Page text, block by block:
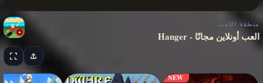
منطقة اللعب
Hanger - العب أونلاين مجانًا
NEW